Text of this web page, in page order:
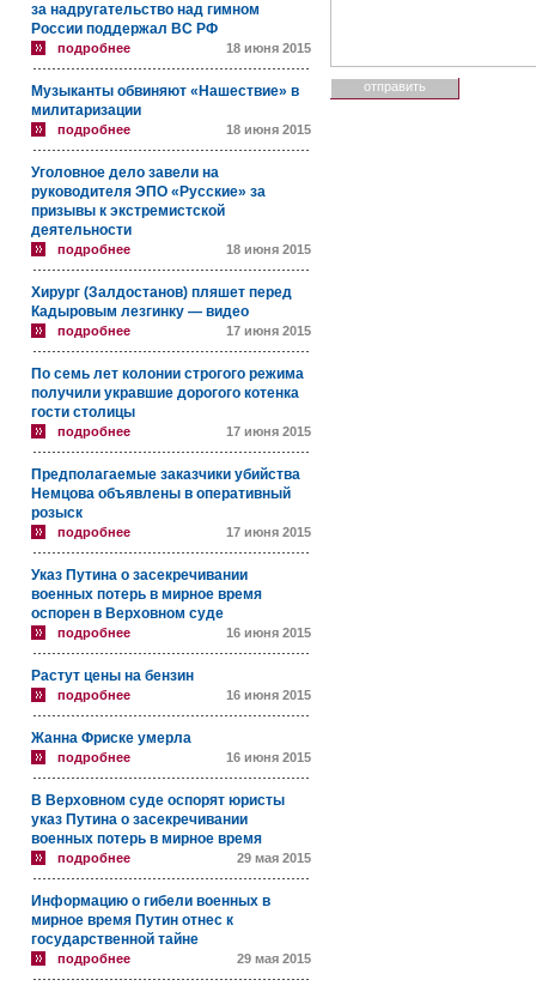
за надругательство над гимном
России поддержал ВС РФ
подробнее 18 июня 2015
Музыканты обвиняют «Нашествие» в
милитаризации
подробнее 18 июня 2015
Уголовное дело завели на
руководителя ЭПО «Русские» за
призывы к экстремистской
деятельности
подробнее 18 июня 2015
Хирург (Залдостанов) пляшет перед
Кадыровым лезгинку — видео
подробнее 17 июня 2015
По семь лет колонии строгого режима
получили укравшие дорогого котенка
гости столицы
подробнее 17 июня 2015
Предполагаемые заказчики убийства
Немцова объявлены в оперативный
розыск
подробнее 17 июня 2015
Указ Путина о засекречивании
военных потерь в мирное время
оспорен в Верховном суде
подробнее 16 июня 2015
Растут цены на бензин
подробнее 16 июня 2015
Жанна Фриске умерла
подробнее 16 июня 2015
В Верховном суде оспорят юристы
указ Путина о засекречивании
военных потерь в мирное время
подробнее 29 мая 2015
Информацию о гибели военных в
мирное время Путин отнес к
государственной тайне
подробнее 29 мая 2015